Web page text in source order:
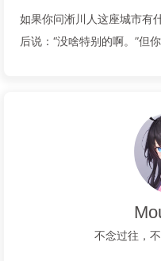
如果你问淅川人这座城市有
后说：“没啥特别的啊。”但
润景花园的凉亭里，总有老
不念过往，